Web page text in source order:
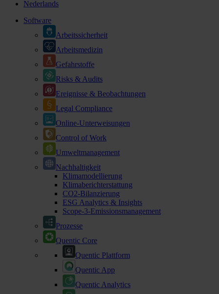
Nederlands
Software
Arbeitssicherheit
Arbeitsmedizin
Gefahrstoffe
Risks & Audits
Ereignisse & Beobachtungen
Legal Compliance
Online-Unterweisungen
Control of Work
Umweltmanagement
Nachhaltigkeit
Klimamodellierung
Klimaberichterstattung
CO2-Bilanzierung
ESG Analytics & Insights
Scope-3-Emissionsmanagement
Prozesse
Quentic Core
Quentic Plattform
Quentic App
Quentic Analytics